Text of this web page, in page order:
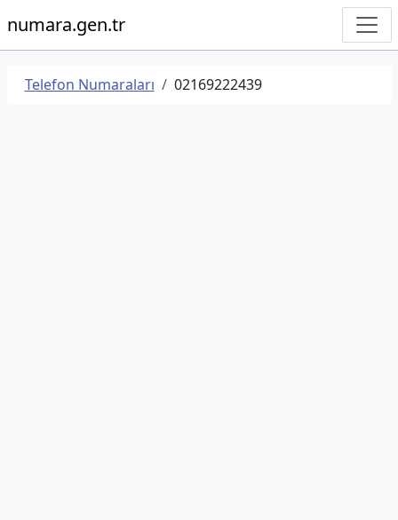
numara.gen.tr
Telefon Numaraları 02169222439